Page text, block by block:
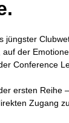
jüngster
der
Conference
ersten Reihe
Zugang